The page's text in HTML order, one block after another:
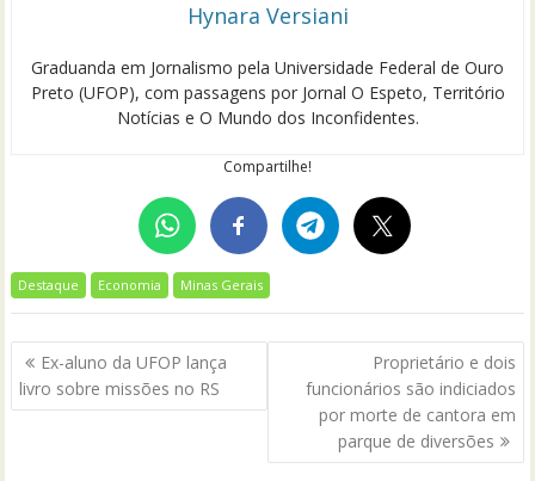
Hynara Versiani
Graduanda em Jornalismo pela Universidade Federal de Ouro
Preto (UFOP), com passagens por Jornal O Espeto, Território
Notícias e O Mundo dos Inconfidentes.
Compartilhe!
Destaque Economia Minas Gerais
Navegação
de
Post
Ex-aluno da UFOP lança
livro sobre missões no RS
Proprietário e dois
funcionários são indiciados
por morte de cantora em
parque de diversões